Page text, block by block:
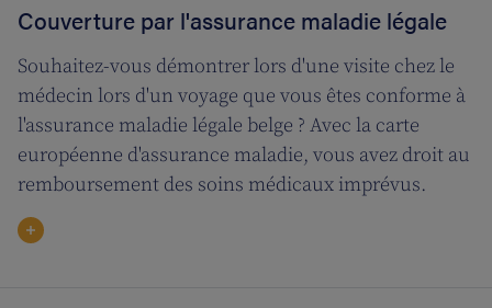
Couverture par l'assurance maladie légale
Souhaitez-vous démontrer lors d'une visite chez le
médecin lors d'un voyage que vous êtes conforme à
l'assurance maladie légale belge ? Avec la carte
européenne d'assurance maladie, vous avez droit au
remboursement des soins médicaux imprévus.